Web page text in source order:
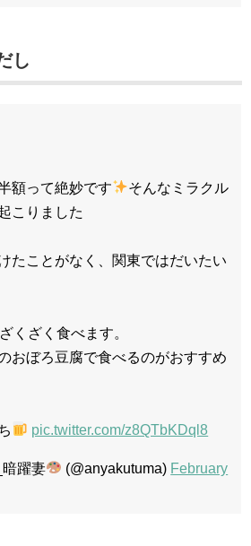
し
額って絶妙です
そんなミラクル
こりました
たことがなく、関東ではだいたい
くざく食べます。
おぼろ豆腐で食べるのがおすすめ
pic.twitter.com/z8QTbKDql8
躍妻 (@anyakutuma) February